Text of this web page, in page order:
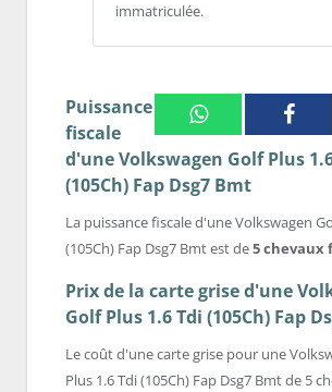
immatriculée.
Whatsapp
Puissance
fiscale
d'une Volkswagen Golf Plus
(105Ch) Fap Dsg7 Bmt
La puissance fiscale d'une Volkswagen
(105Ch) Fap Dsg7 Bmt est de5 chevaux
Prix de la carte grise d'une
Golf Plus 1.6 Tdi (105Ch) Fap
Le coût d'une carte grise pour une
Plus 1.6 Tdi (105Ch) Fap Dsg7 Bmt de 5